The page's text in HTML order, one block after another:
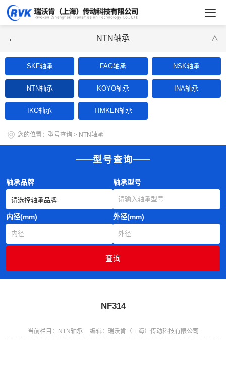
← NTN轴承 ∨
SKF轴承 FAG轴承 NSK轴承
NTN轴承 KOYO轴承 INA轴承
IKO轴承 TIMKEN轴承
您的位置： 型号查询 > NTN轴承
型号查询
轴承品牌 轴承型号
内径(mm) 外径(mm)
NF314
当前栏目：NTN轴承 编辑：瑞沃肯（上海）传动科技有限公司